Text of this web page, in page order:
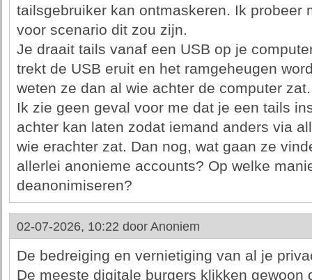
tailsgebruiker kan ontmaskeren. Ik probeer
voor scenario dit zou zijn.
Je draait tails vanaf een USB op je
trekt de USB eruit en het ramgeheugen
weten ze dan al wie achter de computer zat.
Ik zie geen geval voor me dat je een tails
achter kan laten zodat iemand anders via
wie erachter zat. Dan nog, wat gaan ze
allerlei anonieme accounts? Op welke
deanonimiseren?
02-07-2026, 10:22 door Anoniem
De bedreiging en vernietiging van al je
De meeste digitale burgers klikken gewoon